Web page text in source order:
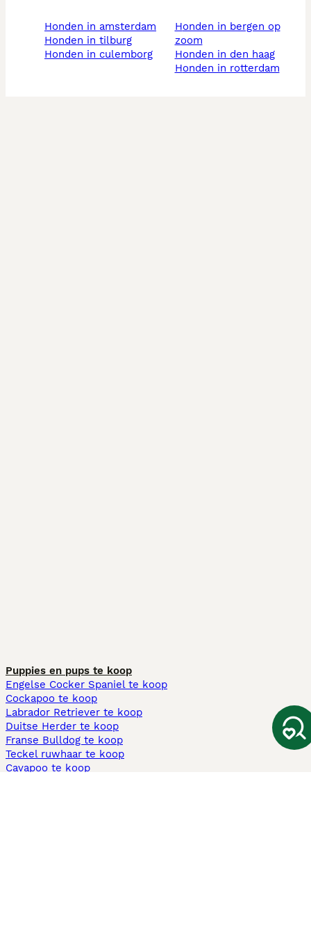
honden in amsterdam
honden in tilburg
honden in culemborg
honden in bergen op
zoom
honden in den haag
honden in rotterdam
Puppies en pups te koop
Engelse Cocker Spaniel te koop
Cockapoo te koop
Labrador Retriever te koop
Duitse Herder te koop
Franse Bulldog te koop
Teckel ruwhaar te koop
Cavapoo te koop